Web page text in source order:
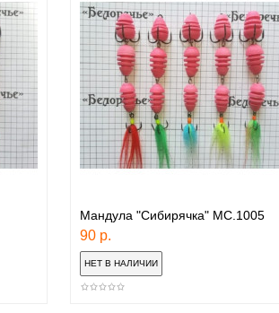
Мандула "Сибирячка" МС.1005
90 р.